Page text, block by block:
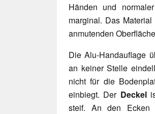
Händen und
marginal. Das
anmutenden
Die Alu-Handauflage
an keiner Stelle
nicht für die
einbiegt. Der Deckel
steif. An den Ecken